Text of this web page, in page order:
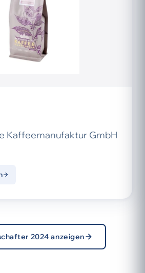
Kaffeemanufaktur GmbH
2024 anzeigen